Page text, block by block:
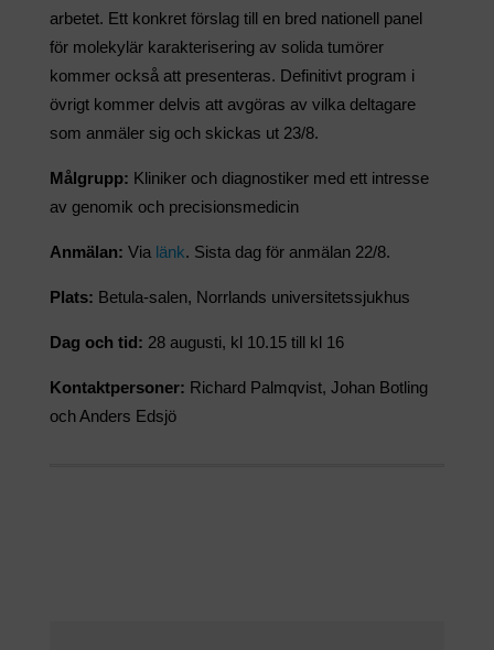
arbetet. Ett konkret förslag till en bred nationell panel
för molekylär karakterisering av solida tumörer
kommer också att presenteras. Definitivt program i
övrigt kommer delvis att avgöras av vilka deltagare
som anmäler sig och skickas ut 23/8.
Målgrupp: Kliniker och diagnostiker med ett intresse
av genomik och precisionsmedicin
Anmälan: Via länk. Sista dag för anmälan 22/8.
Plats: Betula-salen, Norrlands universitetssjukhus
Dag och tid: 28 augusti, kl 10.15 till kl 16
Kontaktpersoner: Richard Palmqvist, Johan Botling
och Anders Edsjö